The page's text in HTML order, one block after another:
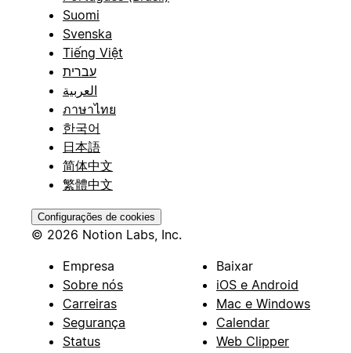
Suomi
Svenska
Tiếng Việt
עברית
العربية
ภาษาไทย
한국어
日本語
简体中文
繁體中文
Configurações de cookies
© 2026 Notion Labs, Inc.
Empresa
Sobre nós
Carreiras
Segurança
Status
Baixar
iOS e Android
Mac e Windows
Calendar
Web Clipper